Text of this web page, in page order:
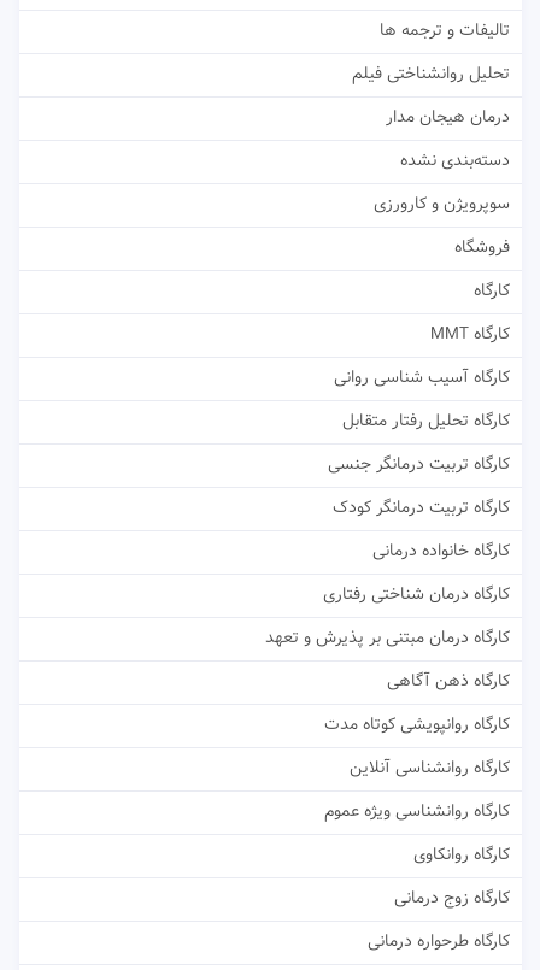
تالیفات و ترجمه ها
تحلیل روانشناختی فیلم
درمان هیجان مدار
دسته‌بندی نشده
سوپرویژن و کارورزی
فروشگاه
کارگاه
کارگاه MMT
کارگاه آسیب شناسی روانی
کارگاه تحلیل رفتار متقابل
کارگاه تربیت درمانگر جنسی
کارگاه تربیت درمانگر کودک
کارگاه خانواده درمانی
کارگاه درمان شناختی رفتاری
کارگاه درمان مبتنی بر پذیرش و تعهد
کارگاه ذهن آگاهی
کارگاه روانپویشی کوتاه مدت
کارگاه روانشناسی آنلاین
کارگاه روانشناسی ویژه عموم
کارگاه روانکاوی
کارگاه زوج درمانی
کارگاه طرحواره درمانی